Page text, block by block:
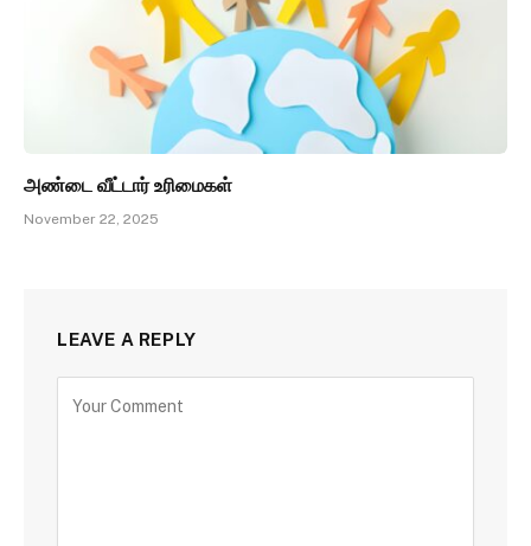
அண்டை வீட்டார் உரிமைகள்
November 22, 2025
LEAVE A REPLY